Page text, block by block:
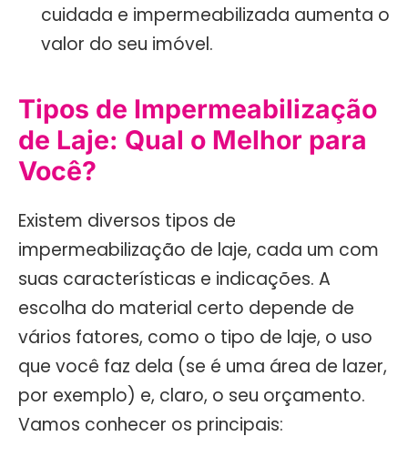
cuidada e impermeabilizada aumenta o
valor do seu imóvel.
Tipos de Impermeabilização
de Laje: Qual o Melhor para
Você?
Existem diversos tipos de
impermeabilização de laje, cada um com
suas características e indicações. A
escolha do material certo depende de
vários fatores, como o tipo de laje, o uso
que você faz dela (se é uma área de lazer,
por exemplo) e, claro, o seu orçamento.
Vamos conhecer os principais: